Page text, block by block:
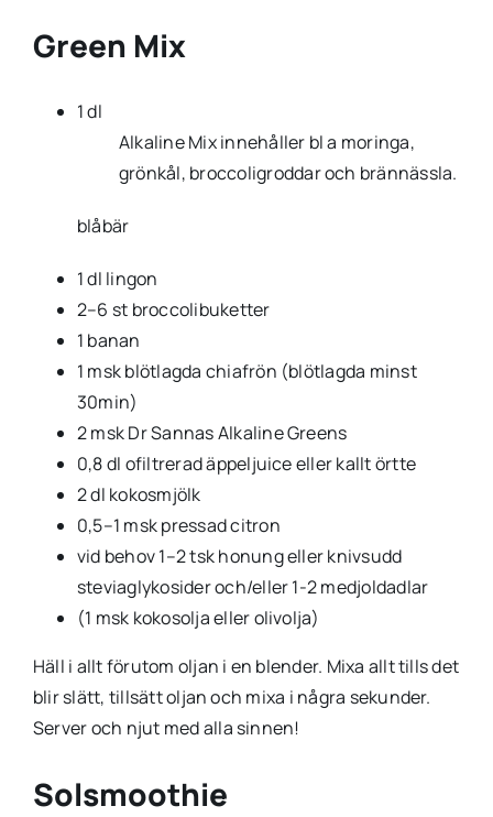
Green Mix
Alkaline Mix innehåller bl a moringa,
grönkål, broccoligroddar och brännässla.
1 dl
blåbär
1 dl lingon
2–6 st broccolibuketter
1 banan
1 msk blötlagda chiafrön (blötlagda minst
30min)
2 msk Dr Sannas Alkaline Greens
0,8 dl ofiltrerad äppeljuice eller kallt örtte
2 dl kokosmjölk
0,5–1 msk pressad citron
vid behov 1–2 tsk honung eller knivsudd
steviaglykosider och/eller 1-2 medjoldadlar
(1 msk kokosolja eller olivolja)
Häll i allt förutom oljan i en blender. Mixa allt tills det
blir slätt, tillsätt oljan och mixa i några sekunder.
Server och njut med alla sinnen!
Solsmoothie